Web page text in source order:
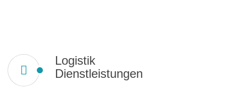
Logistik
Dienstleistungen